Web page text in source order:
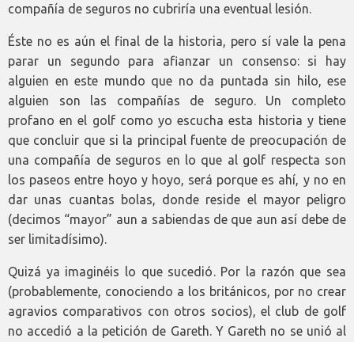
compañía de seguros no cubriría una eventual lesión.
Éste no es aún el final de la historia, pero sí vale la pena
parar un segundo para afianzar un consenso: si hay
alguien en este mundo que no da puntada sin hilo, ese
alguien son las compañías de seguro. Un completo
profano en el golf como yo escucha esta historia y tiene
que concluir que si la principal fuente de preocupación de
una compañía de seguros en lo que al golf respecta son
los paseos entre hoyo y hoyo, será porque es ahí, y no en
dar unas cuantas bolas, donde reside el mayor peligro
(decimos “mayor” aun a sabiendas de que aun así debe de
ser limitadísimo).
Quizá ya imaginéis lo que sucedió. Por la razón que sea
(probablemente, conociendo a los británicos, por no crear
agravios comparativos con otros socios), el club de golf
no accedió a la petición de Gareth. Y Gareth no se unió al